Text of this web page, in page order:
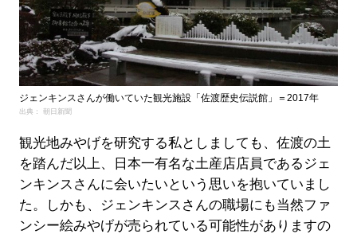
ジェンキンスさんが働いていた観光施設「佐渡歴史伝説館」＝2017年
出典： 朝日新聞
観光地みやげを研究する私としましても、佐渡の土
を踏んだ以上、日本一有名な土産店店員であるジェ
ンキンスさんに会いたいという思いを抱いていまし
た。しかも、ジェンキンスさんの職場にも当然ファ
ンシー絵みやげが売られている可能性がありますの